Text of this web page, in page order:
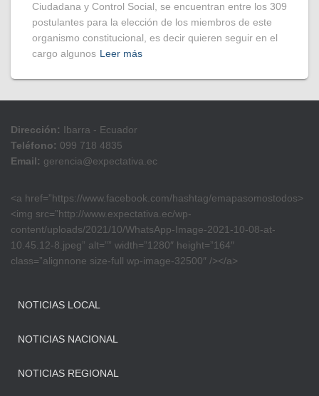
Ciudadana y Control Social, se encuentran entre los 309
postulantes para la elección de los miembros de este
organismo constitucional, es decir quieren seguir en el
cargo algunos Leer más
Dirección: Ibarra - Ecuador
Teléfono: 099 718 4835
Email: gerencia@expectativa.ec
<a href=”https://www.facebook.com/hashtag/emapasomostodos>
<img src=”http://www.expectativa.ec/wp-
content/uploads/2021/10/WhatsApp-Image-2021-10-08-at-
10.45.12-8.jpeg” alt=”” width=”1280″ height=”164″
class=”alignnone size-full wp-image-32500″ /></a>
NOTICIAS LOCAL
NOTICIAS NACIONAL
NOTICIAS REGIONAL